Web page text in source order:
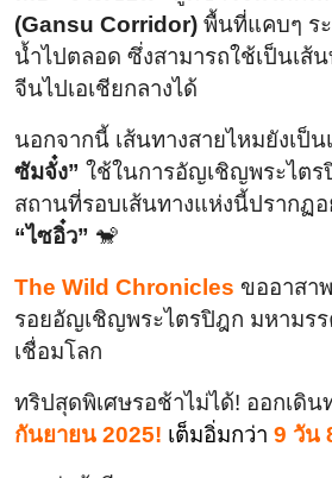
(Gansu Corridor) พื้นที่แคบๆ ร
น้ำไปตลอด ซึ่งสามารถใช้เป็นเส้
จีนไปเอเชียกลางได้
นอกจากนี้ เส้นทางสายไหมยังเป็น
ซัมจั๋ง” ใช้ในการอัญเชิญพระไตร
สถานที่รอบเส้นทางแห่งนี้ปรากฏ
“ไซอิ๋ว” 🐒
The Wild Chronicles ขออาสา
รอยอัญเชิญพระไตรปิฎก มหามร
เชื่อมโลก
ทริปสุดพิเศษรอช้าไม่ได้! ออกเดิน
กันยายน 2025! เต็มอิ่มกว่า 9 วัน